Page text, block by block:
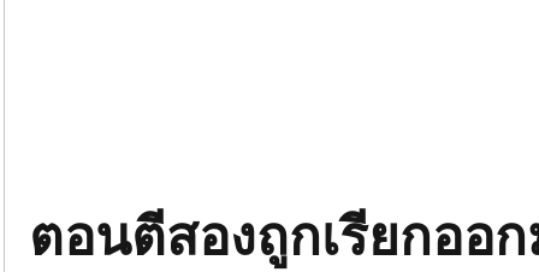
ตอนตีสองถูกเรียกออ